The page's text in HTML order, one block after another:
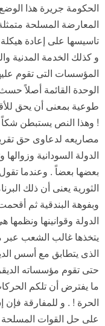
الحكومة جريرة هذا
المعارضة المسلحة
تاسيسها على إعادة
و كذلك الخدمة المدنية
المؤسسات التى تقوم
الوحدة القائمة أصلاً
طوعية بمعنى أن يحق
! وهذا النص يستبطن شكاً
مصاريعه لدعاوى حق
الدولة السودانية
بعضها بعضاً . وعندما
الثورية يعنى أن ذلك
وبفوهة البندقية ثم
الدولة وقوانينها
يتخذها غالب الشعب عبر
الذى يتطابق مع أسس
حتى تقوم مؤسساته
ما يفترض أن تلكم
الحرة ! . و للمفارقة فإن
على حل القوات المسلحة